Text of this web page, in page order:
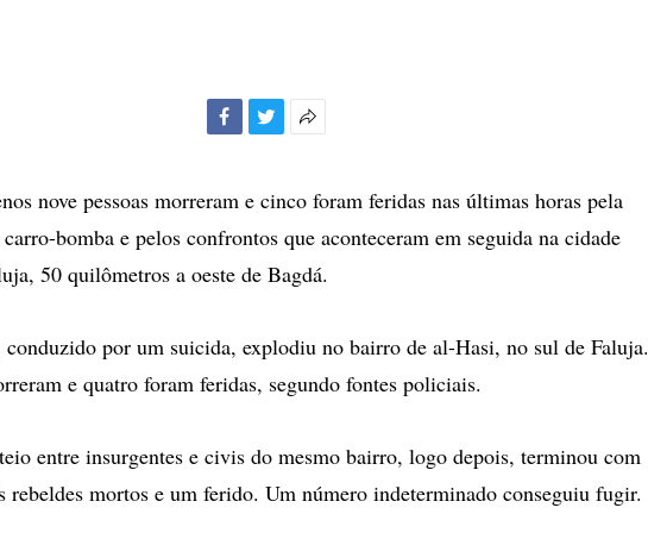
compartilhamento
nove pessoas morreram e cinco foram feridas nas últimas horas pela
bomba e pelos confrontos que aconteceram em seguida na cidade
50 quilômetros a oeste de Bagdá.
por um suicida, explodiu no bairro de al-Hasi, no sul de Faluja.
e quatro foram feridas, segundo fontes policiais.
entre insurgentes e civis do mesmo bairro, logo depois, terminou com
rebeldes mortos e um ferido. Um número indeterminado conseguiu fugir.